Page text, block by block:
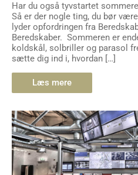
Har du også tyvstartet
Så er der nogle ting, du bør
lyder opfordringen fra
Beredskaber. Sommeren er
koldskål, solbriller og parasol
sætte dig ind i, hvordan […]
Læs mere